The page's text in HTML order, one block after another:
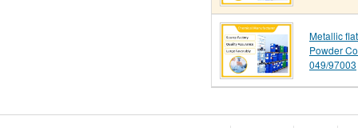
Metallic
Powder
049/97003